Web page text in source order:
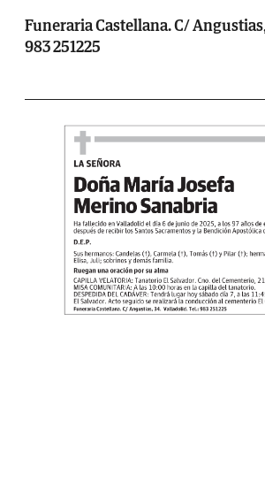
Funeraria Castellana. C/
983 251225